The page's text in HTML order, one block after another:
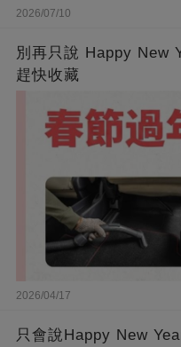
2026/07/10
別再只說 Happy New
趕快收藏
2026/04/17
只會說Happy New